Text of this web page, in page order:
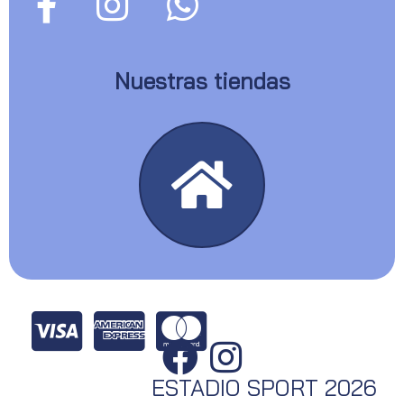
Nuestras tiendas
ESTADIO SPORT 2026